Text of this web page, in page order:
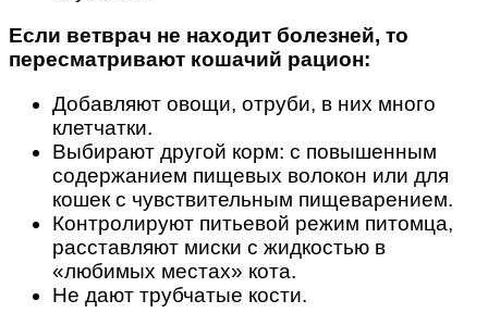
Если ветврач не находит болезней, то
пересматривают кошачий рацион:
Добавляют овощи, отруби, в них много
клетчатки.
Выбирают другой корм: с повышенным
содержанием пищевых волокон или для
кошек с чувствительным пищеварением.
Контролируют питьевой режим питомца,
расставляют миски с жидкостью в
«любимых местах» кота.
Не дают трубчатые кости.